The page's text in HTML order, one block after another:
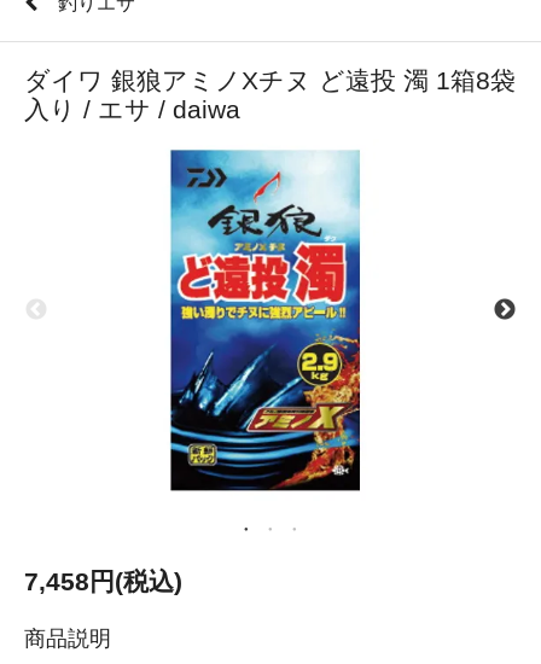
ダイワ 銀狼アミノXチヌ ど遠投 濁 1箱8袋
入り / エサ / daiwa
7,458円(税込)
商品説明